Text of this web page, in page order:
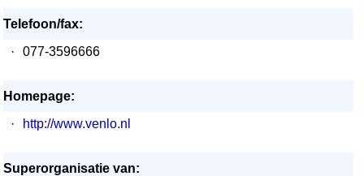
Telefoon/fax:
·
077-3596666
Homepage:
·
http://www.venlo.nl
Superorganisatie van: